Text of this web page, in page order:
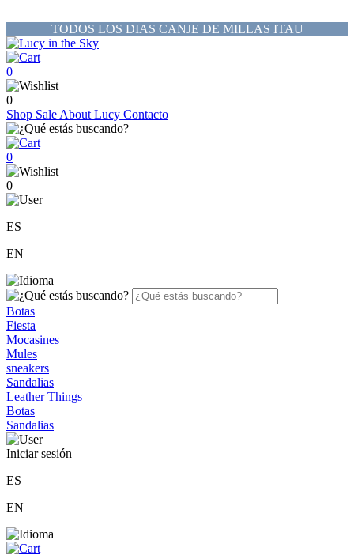
TODOS LOS DIAS CANJE DE MILLAS ITAU
0
0
Shop Sale About Lucy Contacto
0
0
ES
EN
Botas
Fiesta
Mocasines
Mules
sneakers
Sandalias
Leather Things
Botas
Sandalias
Iniciar sesión
ES
EN